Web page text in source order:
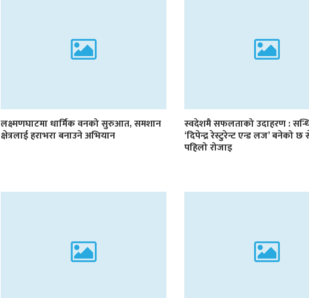
लक्ष्मणघाटमा धार्मिक वनको सुरुआत, समशान
क्षेत्रलाई हराभरा बनाउने अभियान
स्वदेशमै सफलताको उदाहरण :
‘दिपेन्द्र रेस्टुरेन्ट एन्ड लज’ बनेको छ
पहिलो रोजाइ